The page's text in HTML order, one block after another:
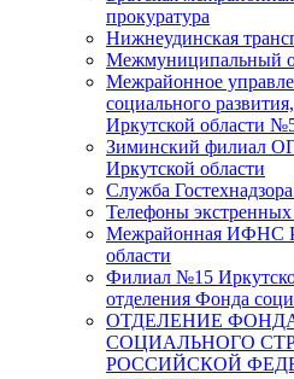
прокуратура
Нижнеудинская
Межмуниципальный
Межрайонное
социального
Иркутской области
Зиминский филиал
Иркутской области
Служба
Телефоны
Межрайонная ИФНС
области
Филиал №15
отделения Фонда
ОТДЕЛЕНИЕ
СОЦИАЛЬНОГО
РОССИЙСКОЙ